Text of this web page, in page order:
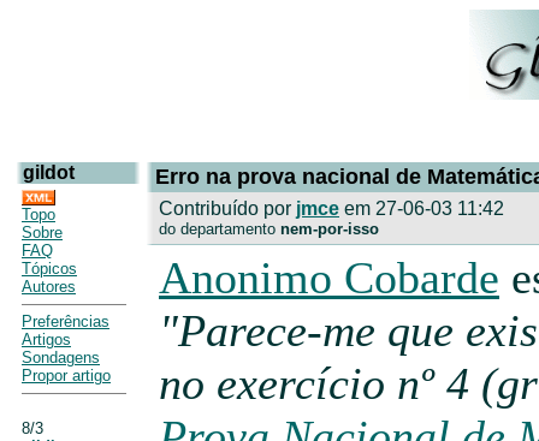
gildot
Topo
Sobre
FAQ
Tópicos
Autores
Preferências
Artigos
Sondagens
Propor artigo
8/3
Erro na prova nacional de
Contribuído por jmce em 27-06-03 11:42
do departamento nem-por-isso
Anonimo Cobarde
"Parece-me que
no exercício nº 4